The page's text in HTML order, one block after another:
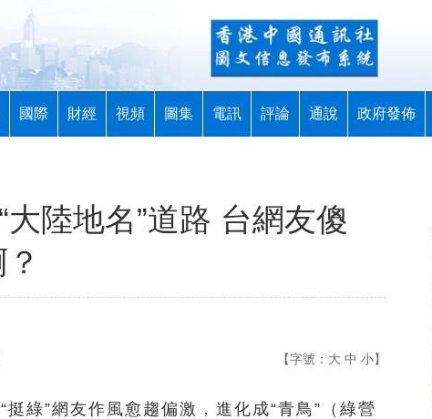
國際 財經 視頻 圖集 電訊 評論 通說 政府發佈
大陸地名”道路 台網友傻
【字號： 大 中 小】
綠”網友作風愈趨偏激，進化成“青鳥”（綠營